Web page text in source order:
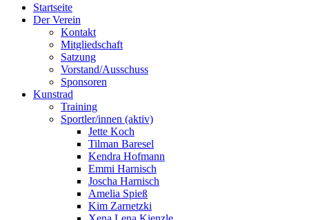
Startseite
Der Verein
Kontakt
Mitgliedschaft
Satzung
Vorstand/Ausschuss
Sponsoren
Kunstrad
Training
Sportler/innen (aktiv)
Jette Koch
Tilman Baresel
Kendra Hofmann
Emmi Harnisch
Joscha Harnisch
Amelia Spieß
Kim Zarnetzki